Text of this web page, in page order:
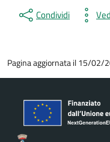
Condividi
Pagina aggiornata il 15/02/